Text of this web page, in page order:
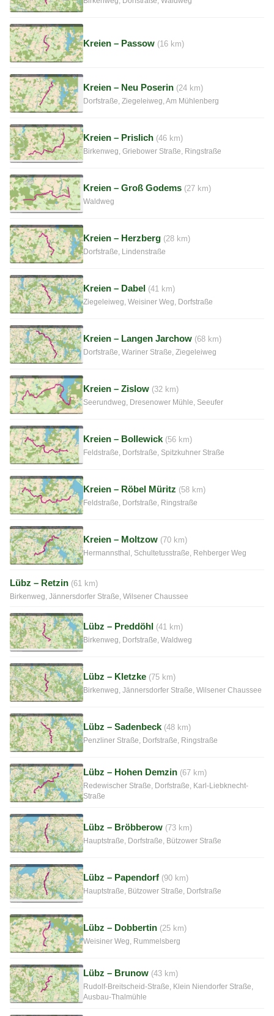
Kreien – Passow (16 km)
Kreien – Neu Poserin (24 km)
Dorfstraße, Ziegeleiweg, Am Mühlenberg
Kreien – Prislich (46 km)
Birkenweg, Griebower Straße, Ringstraße
Kreien – Groß Godems (27 km)
Waldweg
Kreien – Herzberg (28 km)
Dorfstraße, Lindenstraße
Kreien – Dabel (41 km)
Ziegeleiweg, Weisiner Weg, Dorfstraße
Kreien – Langen Jarchow (68 km)
Dorfstraße, Wariner Straße, Ziegeleiweg
Kreien – Zislow (32 km)
Seerundweg, Dresenower Mühle, Seeufer
Kreien – Bollewick (56 km)
Feldstraße, Dorfstraße, Spitzkuhner Straße
Kreien – Röbel Müritz (58 km)
Feldstraße, Dorfstraße, Ringstraße
Kreien – Moltzow (70 km)
Hermannsthal, Schultetusstraße, Rehberger Weg
Lübz – Retzin (61 km)
Birkenweg, Jännersdorfer Straße, Wilsener Chaussee
Lübz – Preddöhl (41 km)
Birkenweg, Dorfstraße, Waldweg
Lübz – Kletzke (75 km)
Birkenweg, Jännersdorfer Straße, Wilsener Chaussee
Lübz – Sadenbeck (48 km)
Penzliner Straße, Dorfstraße, Ringstraße
Lübz – Hohen Demzin (67 km)
Redewischer Straße, Dorfstraße, Karl-Liebknecht-
Straße
Lübz – Bröbberow (73 km)
Hauptstraße, Dorfstraße, Bützower Straße
Lübz – Papendorf (90 km)
Hauptstraße, Bützower Straße, Dorfstraße
Lübz – Dobbertin (25 km)
Weisiner Weg, Rummelsberg
Lübz – Brunow (43 km)
Rudolf-Breitscheid-Straße, Klein Niendorfer Straße,
Ausbau-Thalmühle